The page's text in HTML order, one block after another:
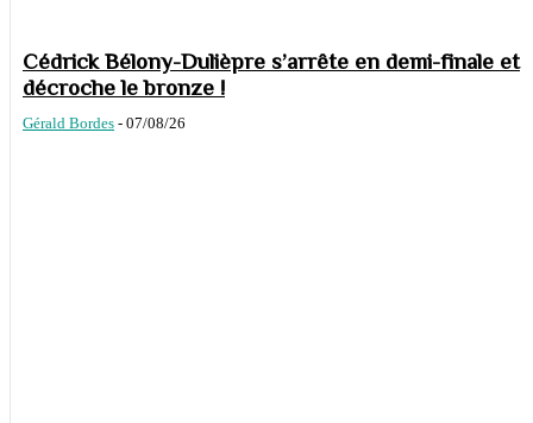
Cédrick Bélony-Dulièpre s’arrête en demi-finale et
décroche le bronze !
Gérald Bordes - 07/08/26